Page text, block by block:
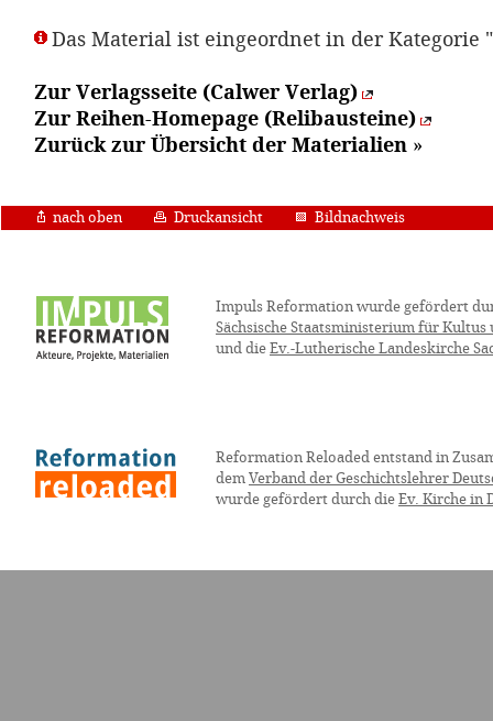
Das Material ist eingeordnet in der Kategorie
Zur Verlagsseite (Calwer Verlag)
Zur Reihen-Homepage (Relibausteine)
Zurück zur Übersicht der Materialien »
nach oben Druckansicht Bildnachweis
Impuls Reformation wurde gefördert
Sächsische Staatsministerium für Kultus
und die Ev.-Lutherische Landeskirche
Reformation Reloaded entstand in
dem Verband der Geschichtslehrer
wurde gefördert durch die Ev. Kirche in